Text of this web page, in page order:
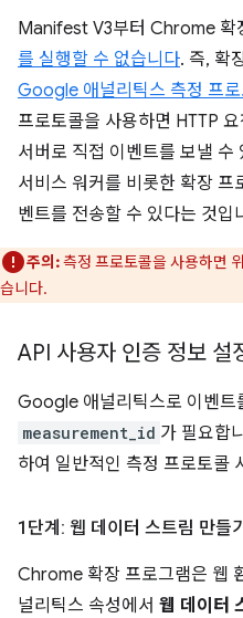
Manifest V3부터 Chrome 확
를 실행할 수 없습니다. 즉, 확
Google 애널리틱스 측정 프
프로토콜을 사용하면 HTTP
서버로 직접 이벤트를 보낼 수
서비스 워커를 비롯한 확장 프
벤트를 전송할 수 있다는 것입
주의:측정 프로토콜을 사용하면
습니다.
API 사용자 인증 정보 설
Google 애널리틱스로 이벤트
measurement_id 가 필요합
하여 일반적인 측정 프로토콜
1단계: 웹 데이터 스트림 만들기
Chrome 확장 프로그램은 웹
널리틱스 속성에서 웹 데이터